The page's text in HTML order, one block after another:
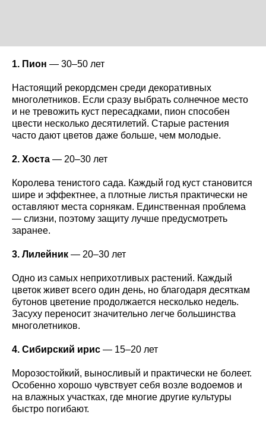
1. Пион — 30–50 лет
Настоящий рекордсмен среди декоративных
многолетников. Если сразу выбрать солнечное место
и не тревожить куст пересадками, пион способен
цвести несколько десятилетий. Старые растения
часто дают цветов даже больше, чем молодые.
2. Хоста — 20–30 лет
Королева тенистого сада. Каждый год куст становится
шире и эффектнее, а плотные листья практически не
оставляют места сорнякам. Единственная проблема
— слизни, поэтому защиту лучше предусмотреть
заранее.
3. Лилейник — 20–30 лет
Одно из самых неприхотливых растений. Каждый
цветок живет всего один день, но благодаря десяткам
бутонов цветение продолжается несколько недель.
Засуху переносит значительно легче большинства
многолетников.
4. Сибирский ирис — 15–20 лет
Морозостойкий, выносливый и практически не болеет.
Особенно хорошо чувствует себя возле водоемов и
на влажных участках, где многие другие культуры
быстро погибают.